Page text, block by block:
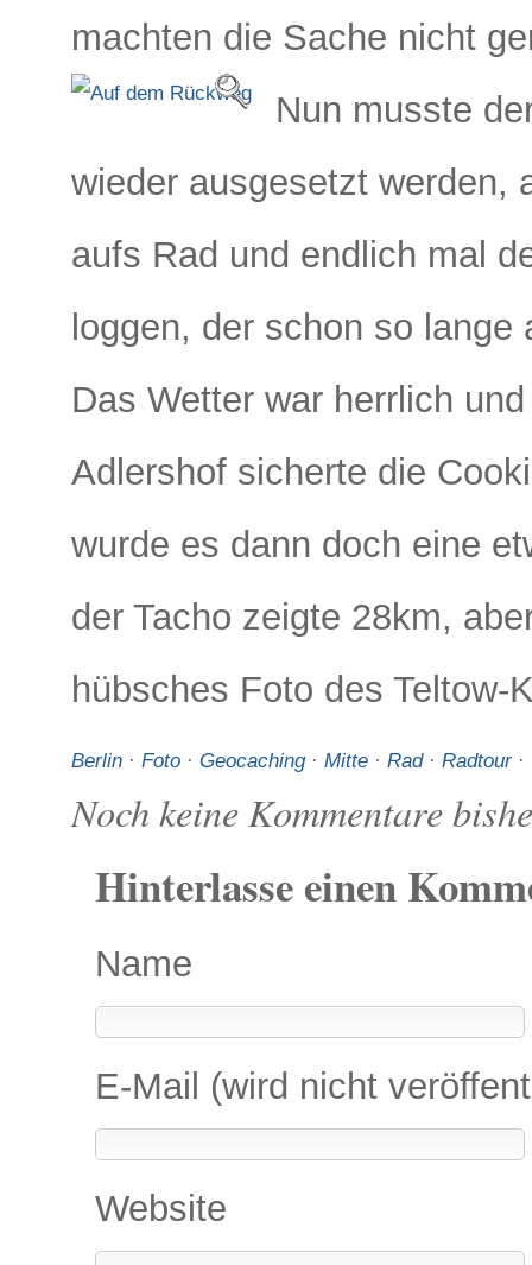
machten die Sache nicht
Nun musste
wieder ausgesetzt werden,
aufs Rad und endlich mal
loggen, der schon so
Das Wetter war herrlich
Adlershof sicherte die
wurde es dann doch eine
der Tacho zeigte 28km,
hübsches Foto des
Berlin · Foto · Geocaching· Mitte · Rad· Radtour·
Noch keine Kommentare
Hinterlasse einen
Name
E-Mail (wird nicht
Website